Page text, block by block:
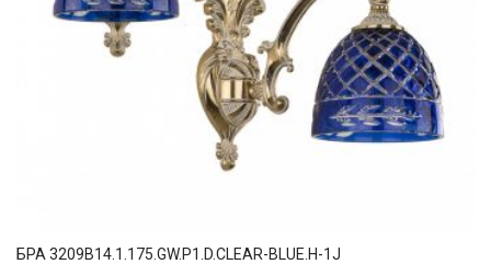
БРА 3209B14.1.175.GW.P1.D.CLEAR-BLUE.H-1J